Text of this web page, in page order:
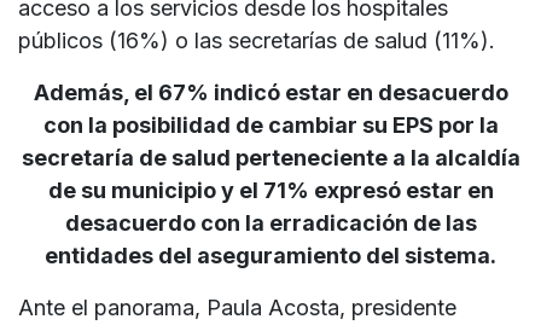
acceso a los servicios desde los hospitales
públicos (16%) o las secretarías de salud (11%).
Además, el 67% indicó estar en desacuerdo
con la posibilidad de cambiar su EPS por la
secretaría de salud perteneciente a la alcaldía
de su municipio y el 71% expresó estar en
desacuerdo con la erradicación de las
entidades del aseguramiento del sistema.
Ante el panorama, Paula Acosta, presidente